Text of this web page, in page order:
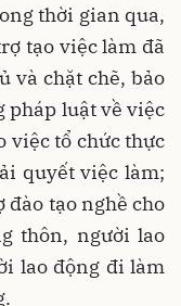
thời gian qua,
tạo việc làm đã
và chặt chẽ, bảo
pháp luật về việc
việc tổ chức thực
quyết việc làm;
tạo nghề cho
thôn, người lao
lao động đi làm